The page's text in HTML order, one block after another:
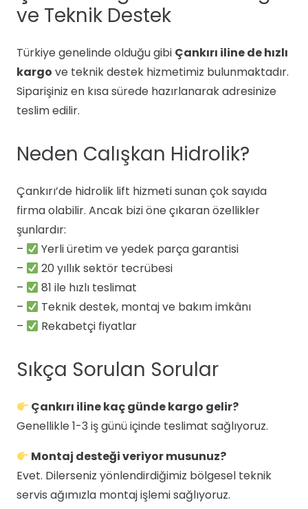
ve Teknik Destek
Türkiye genelinde olduğu gibi Çankırı iline de hızlı
kargo ve teknik destek hizmetimiz bulunmaktadır.
Siparişiniz en kısa sürede hazırlanarak adresinize
teslim edilir.
Neden Calışkan Hidrolik?
Çankırı’de hidrolik lift hizmeti sunan çok sayıda
firma olabilir. Ancak bizi öne çıkaran özellikler
şunlardır:
–
Yerli üretim ve yedek parça garantisi
–
20 yıllık sektör tecrübesi
–
81 ile hızlı teslimat
–
Teknik destek, montaj ve bakım imkânı
–
Rekabetçi fiyatlar
Sıkça Sorulan Sorular
Çankırı iline kaç günde kargo gelir?
Genellikle 1-3 iş günü içinde teslimat sağlıyoruz.
Montaj desteği veriyor musunuz?
Evet. Dilerseniz yönlendirdiğimiz bölgesel teknik
servis ağımızla montaj işlemi sağlıyoruz.